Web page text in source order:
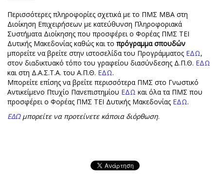
Περισσότερες πληροφορίες σχετικά με το ΠΜΣ ΜΒΑ στη
Διοίκηση Επιχειρήσεων με κατεύθυνση Πληροφοριακά
Συστήματα Διοίκησης που προσφέρει ο Φορέας ΠΜΣ ΤΕΙ
Δυτικής Μακεδονίας καθώς και το πρόγραμμα σπουδών
μπορείτε να βρείτε στην ιστοσελίδα του Προγράμματος ΕΔΩ,
στον διαδικτυακό τόπο του γραφείου διασύνδεσης Δ.Π.Θ. ΕΔΩ
και στη Δ.Α.Σ.Τ.Α. του Α.Π.Θ. ΕΔΩ.
Μπορείτε επίσης να βρείτε περισσότερα ΠΜΣ στο Γνωστικό
Αντικείμενο Πτυχίο Πανεπιστημίου ΕΔΩ και όλα τα ΠΜΣ που
προσφέρει ο Φορέας ΠΜΣ ΤΕΙ Δυτικής Μακεδονίας ΕΔΩ.
ΕΔΩμπορείτε να προτείνετε κάποια διόρθωση.